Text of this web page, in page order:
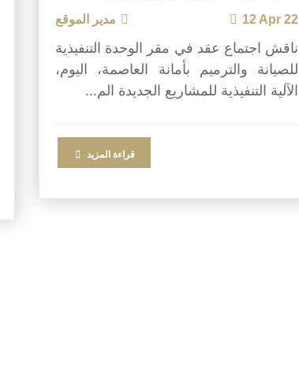
مدير الموقع 12 Apr 22
ناقش اجتماع عقد في مقر الوحدة التنفيذية
للصيانة والترميم بأمانة العاصمة، اليوم،
الآلية التنفيذية للمشاريع الجديدة الم...
قراءة المزيد